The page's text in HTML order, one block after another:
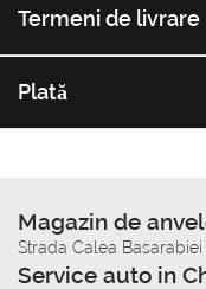
Termeni de livrare
Plată
Magazin de
Strada Calea Basarabiei
Service auto in